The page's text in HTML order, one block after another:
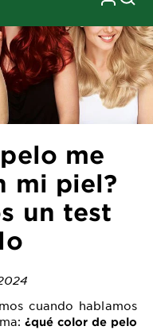
me
mi piel?
un test
cuando hablamos
¿qué color de pelo